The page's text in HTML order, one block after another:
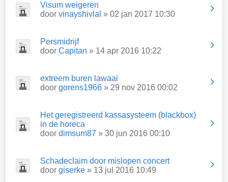
Visum weigeren
door vinayshivlal » 02 jan 2017 10:30
Persmidrijf
door Capitan » 14 apr 2016 10:22
extreem buren lawaai
door gorens1966 » 29 nov 2016 00:02
Het geregistreerd kassasysteem (blackbox)
in de horeca
door dimsum87 » 30 jun 2016 00:10
Schadeclaim door mislopen concert
door giserke » 13 jul 2016 10:49